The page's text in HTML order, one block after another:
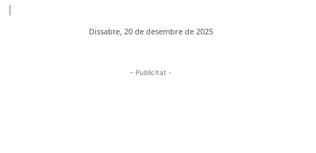
|
Dissabte, 20 de desembre de 2025
- Publicitat -